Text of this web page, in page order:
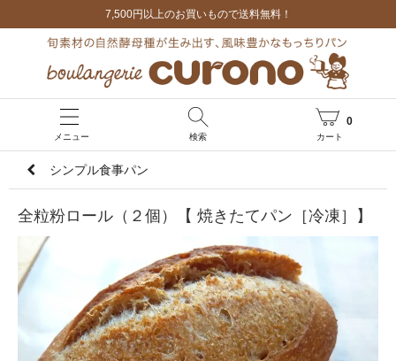
7,500円以上のお買いもので送料無料！
メニュー 検索 カート
0
シンプル食事パン
全粒粉ロール（２個）【 焼きたてパン［冷凍］】